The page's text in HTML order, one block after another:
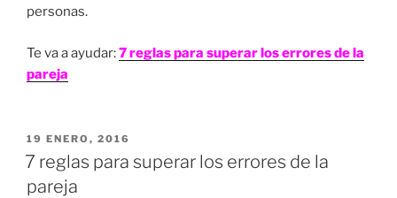
personas.
Te va a ayudar:7 reglas para superar los errores de la
pareja
PUBLICADO
EN
19 ENERO, 2016
7 reglas para superar los errores de la
pareja